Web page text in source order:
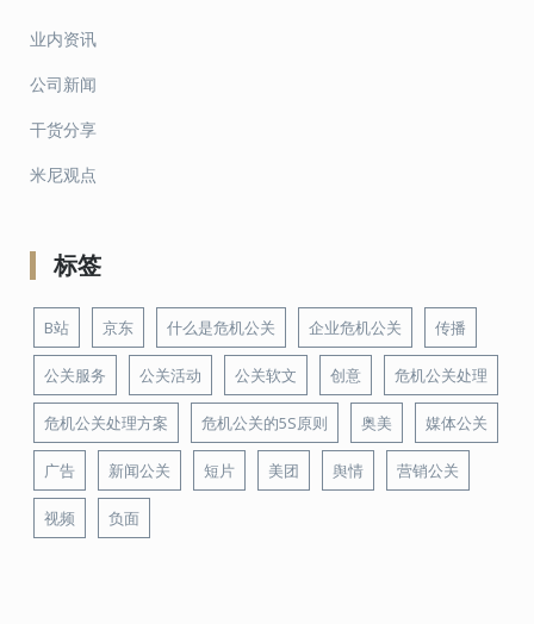
业内资讯
公司新闻
干货分享
米尼观点
标签
B站 京东 什么是危机公关 企业危机公关 传播
公关服务 公关活动 公关软文 创意 危机公关处理
危机公关处理方案 危机公关的5S原则 奥美 媒体公关
广告 新闻公关 短片 美团 舆情 营销公关
视频 负面